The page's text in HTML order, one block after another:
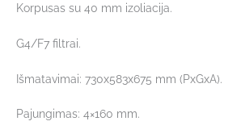
Korpusas su 40 mm izoliacija.
G4/F7 filtrai.
Išmatavimai: 730x583x675 mm (PxGxA).
Pajungimas: 4×160 mm.